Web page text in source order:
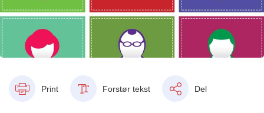
Print Forstør tekst Del